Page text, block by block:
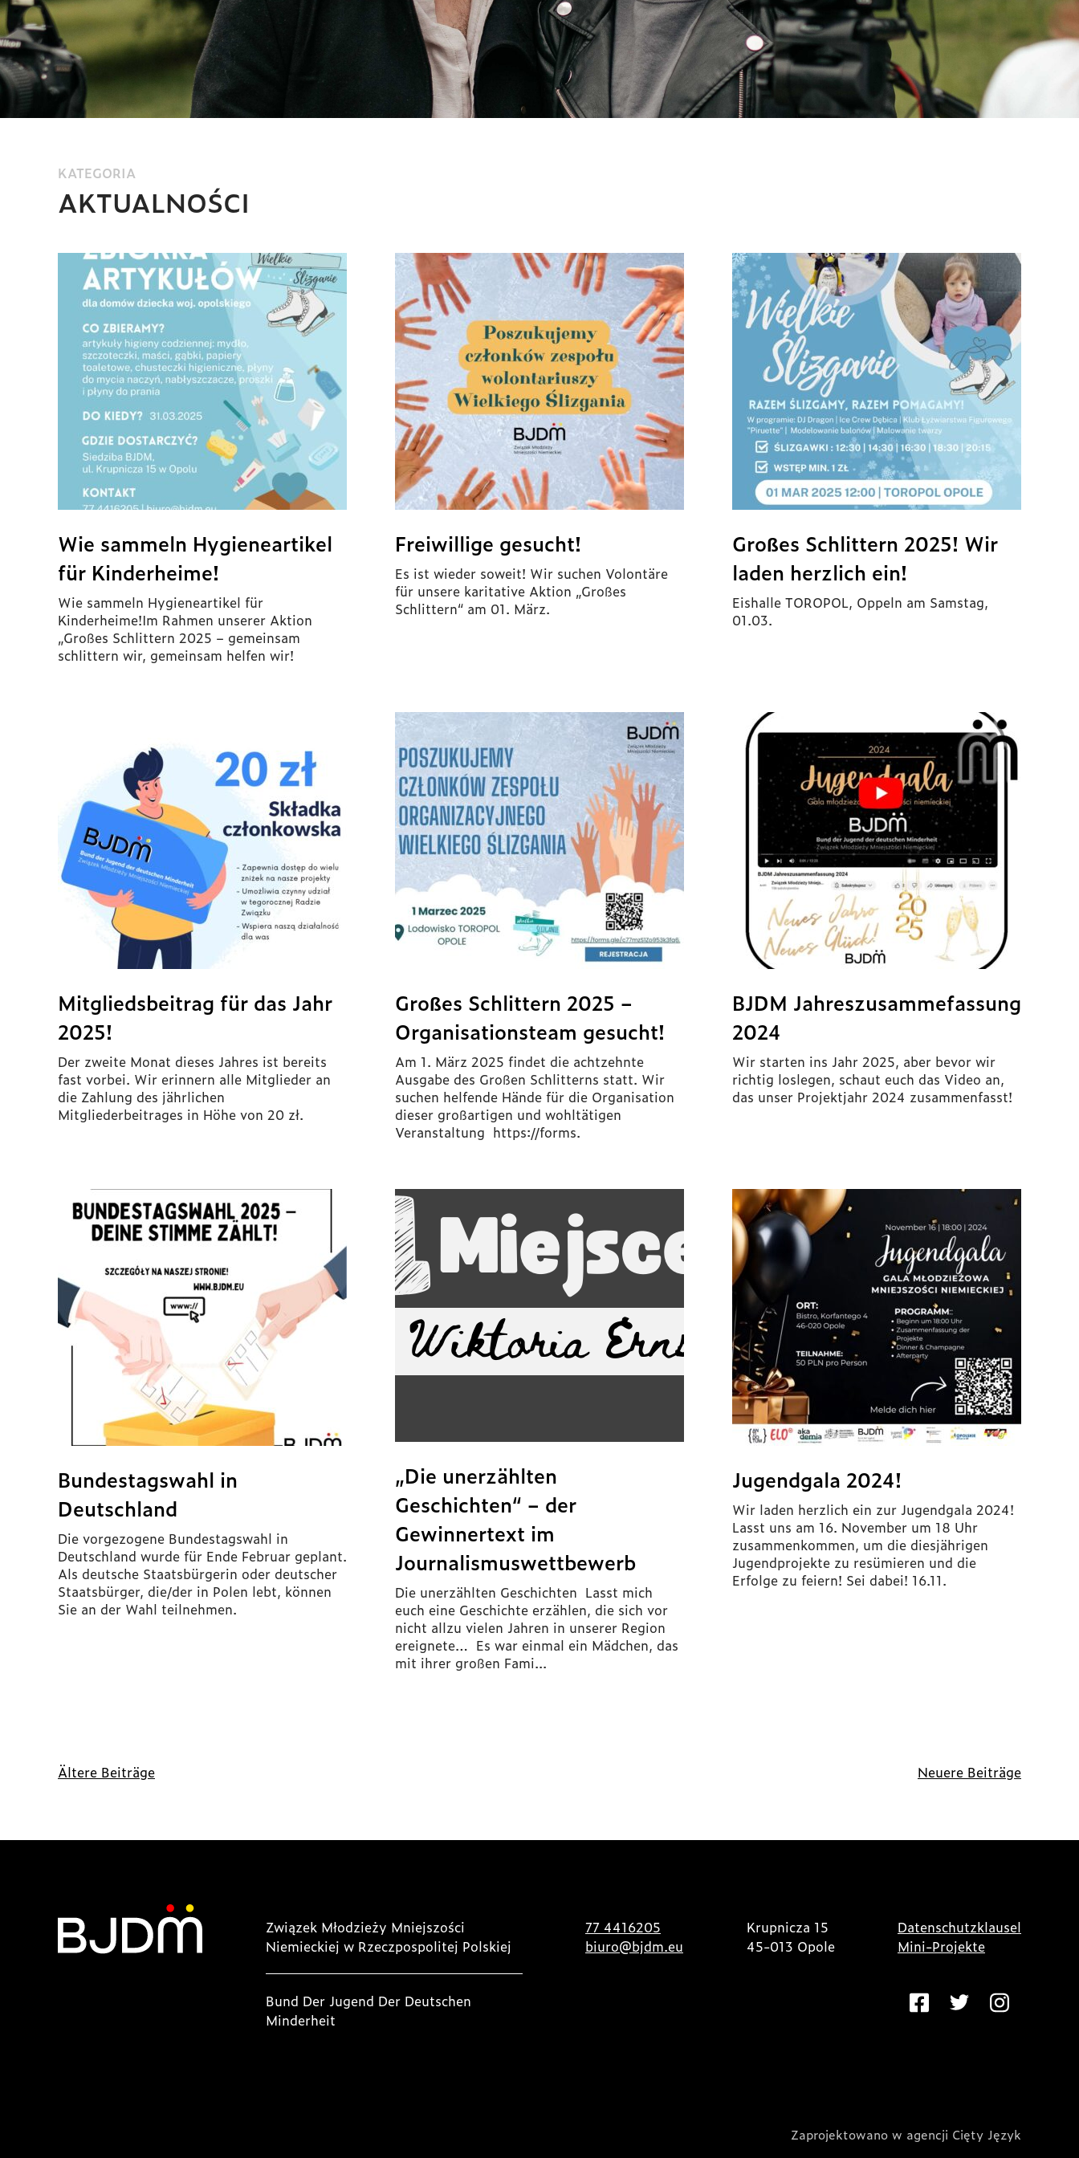
KATEGORIA
AKTUALNOŚCI
Wie sammeln Hygieneartikel
für Kinderheime!
Wie sammeln Hygieneartikel für
Kinderheime!Im Rahmen unserer Aktion
„Großes Schlittern 2025 – gemeinsam
schlittern wir, gemeinsam helfen wir!
Freiwillige gesucht!
Es ist wieder soweit! Wir suchen Volontäre
für unsere karitative Aktion „Großes
Schlittern“ am 01. März.
Großes Schlittern 2025! Wir
laden herzlich ein!
Eishalle TOROPOL, Oppeln am Samstag,
01.03.
Mitgliedsbeitrag für das Jahr
2025!
Der zweite Monat dieses Jahres ist bereits
fast vorbei. Wir erinnern alle Mitglieder an
die Zahlung des jährlichen
Mitgliederbeitrages in Höhe von 20 zł.
Großes Schlittern 2025 –
Organisationsteam gesucht!
Am 1. März 2025 findet die achtzehnte
Ausgabe des Großen Schlitterns statt. Wir
suchen helfende Hände für die Organisation
dieser großartigen und wohltätigen
Veranstaltung https://forms.
BJDM Jahreszusammefassung
2024
Wir starten ins Jahr 2025, aber bevor wir
richtig loslegen, schaut euch das Video an,
das unser Projektjahr 2024 zusammenfasst!
Bundestagswahl in
Deutschland
Die vorgezogene Bundestagswahl in
Deutschland wurde für Ende Februar geplant.
Als deutsche Staatsbürgerin oder deutscher
Staatsbürger, die/der in Polen lebt, können
Sie an der Wahl teilnehmen.
„Die unerzählten
Geschichten“ – der
Gewinnertext im
Journalismuswettbewerb
Die unerzählten Geschichten Lasst mich
euch eine Geschichte erzählen, die sich vor
nicht allzu vielen Jahren in unserer Region
ereignete… Es war einmal ein Mädchen, das
mit ihrer großen Fami...
Jugendgala 2024!
Wir laden herzlich ein zur Jugendgala 2024!
Lasst uns am 16. November um 18 Uhr
zusammenkommen, um die diesjährigen
Jugendprojekte zu resümieren und die
Erfolge zu feiern! Sei dabei! 16.11.
Beitragsnavigation
Ältere Beiträge Neuere Beiträge
Związek Młodzieży Mniejszości
Niemieckiej w Rzeczpospolitej Polskiej
Bund Der Jugend Der Deutschen
Minderheit
77 4416205
biuro@bjdm.eu
Krupnicza 15
45-013 Opole
Datenschutzklausel
Mini-Projekte
Zaprojektowano w agencji Cięty Język